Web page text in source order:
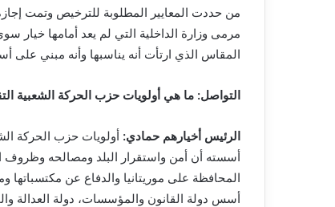
من حددت المعايير المطلوبة للترخيص وتمت
مرمى وزارة الداخلية التي لم يعد أمامها خيار
المقاس الذي ارتأت أنه يناسبها وأنه مبني
التواصل: ما هي أولويات حزب الحركة الشعبية
الرئيس أخيارهم حمادي: أولويات حزب الحركة
أسسته أن أمن واستقرار البلد ومصالحه وظروف
المحافظة على موريتانيا والدفاع عن مكتسباتها
أسس دولة القانون والمؤسسات، دولة العدالة